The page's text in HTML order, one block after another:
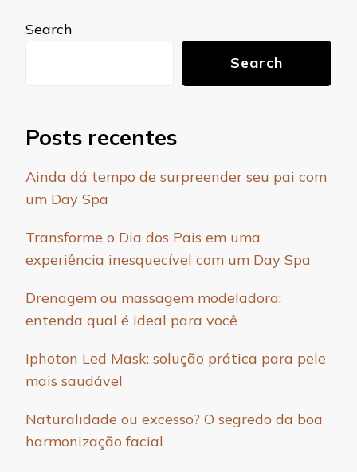
Search
Search
Posts recentes
Ainda dá tempo de surpreender seu pai com
um Day Spa
Transforme o Dia dos Pais em uma
experiência inesquecível com um Day Spa
Drenagem ou massagem modeladora:
entenda qual é ideal para você
Iphoton Led Mask: solução prática para pele
mais saudável
Naturalidade ou excesso? O segredo da boa
harmonização facial